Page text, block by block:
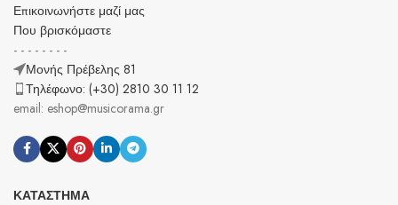
Επικοινωνήστε μαζί μας
Που βρισκόμαστε
- - - - - - - -
Μονής Πρέβελης 81
Τηλέφωνο: (+30) 2810 30 11 12
email: eshop@musicorama.gr
ΚΑΤΆΣΤΗΜΑ